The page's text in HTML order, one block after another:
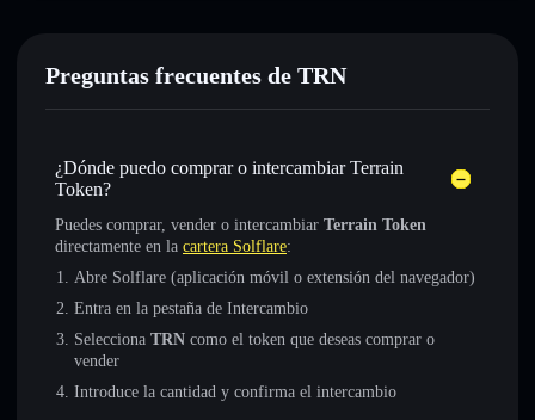
Preguntas frecuentes de TRN
¿Dónde puedo comprar o intercambiar Terrain
Token?
Puedes comprar, vender o intercambiar Terrain Token
directamente en la cartera Solflare:
Abre Solflare (aplicación móvil o extensión del navegador)
Entra en la pestaña de Intercambio
Selecciona TRN como el token que deseas comprar o
vender
Introduce la cantidad y confirma el intercambio